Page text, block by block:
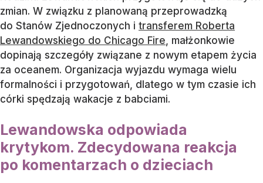
zmian. W związku z planowaną przeprowadzką
do Stanów Zjednoczonych i transferem Roberta
Lewandowskiego do Chicago Fire , małżonkowie
dopinają szczegóły związane z nowym etapem życia
za oceanem. Organizacja wyjazdu wymaga wielu
formalności i przygotowań, dlatego w tym czasie ich
córki spędzają wakacje z babciami.
Lewandowska odpowiada
krytykom. Zdecydowana reakcja
po komentarzach o dzieciach